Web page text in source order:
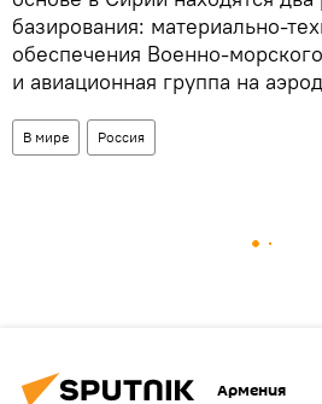
базирования: материально-
обеспечения Военно-
и авиационная группа на
В мире Россия
Армения